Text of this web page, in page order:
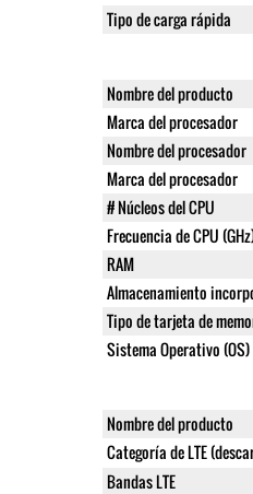
Tipo de carga rápida
Nombre del producto
Marca del procesador
Nombre del procesador
Marca del procesador
# Núcleos del CPU
Frecuencia de CPU
RAM
Almacenamiento
Tipo de tarjeta de
Sistema Operativo (OS)
Nombre del producto
Categoría de LTE
Bandas LTE